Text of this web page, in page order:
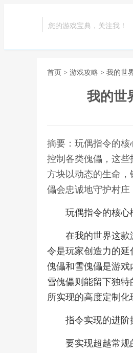
您的游戏宝典，关注我！
首页 > 游戏攻略 > 我的世
我的世
摘要：玩偶指令的
控制各类傀儡，这
方块以动态的生命
儡会忠诚地守护村
玩偶指令的核心
在我的世界这款
令是玩家创造力的
傀儡和雪傀儡是游戏
雪傀儡则能留下独
所实现的高度定制化
指令实现的进阶
要实现超越常规